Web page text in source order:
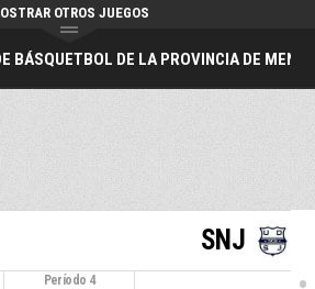
BÁSQUETBOL DE LA PROVINCIA DE
OTROS JUEGOS
Período 4
SNJ